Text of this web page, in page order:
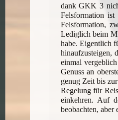
dank GKK 3
Felsformation
Felsformation,
Lediglich beim
habe. Eigentlich
hinaufzusteigen,
einmal
Genuss an
genug Zeit bis
Regelung für
einkehren. Auf
beobachten, aber